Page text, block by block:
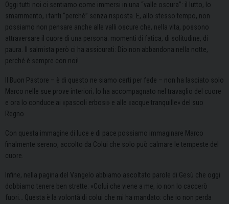
Oggi tutti noi ci sentiamo come immersi in una “valle oscura”: il lutto, lo
smarrimento, i tanti “perché” senza risposta. E, allo stesso tempo, non
possiamo non pensare anche alle valli oscure che, nella vita, possono
attraversare il cuore di una persona: momenti di fatica, di solitudine, di
paura. Il salmista però ci ha assicurati: Dio non abbandona nella notte,
perché è sempre con noi!
Il Buon Pastore – è di questo ne siamo certi per fede – non ha lasciato solo
Marco nelle sue prove interiori; lo ha accompagnato nel travaglio del cuore
e ora lo conduce ai «pascoli erbosi» e alle «acque tranquille» del suo
Regno.
Con questa immagine di luce e di pace possiamo immaginare Marco
finalmente sereno, accolto da Colui che solo può calmare le tempeste del
cuore.
Infine, nella pagina del Vangelo abbiamo ascoltato parole di Gesù che oggi
dobbiamo tenere ben strette: «Colui che viene a me, io non lo caccerò
fuori… Questa è la volontà di colui che mi ha mandato: che io non perda